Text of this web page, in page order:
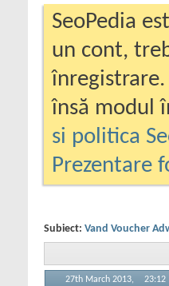
SeoPedia
un cont,
însă modul
si politica
Prezentare
Subiect: Vand Voucher
27th March 2013, 23:12